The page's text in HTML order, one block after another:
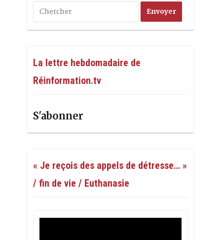
La lettre hebdomadaire de
Réinformation.tv
S'abonner
« Je reçois des appels de détresse… »
/ fin de vie / Euthanasie